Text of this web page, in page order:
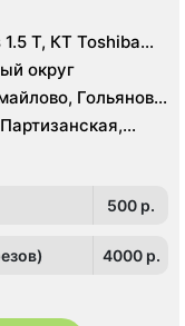
Т, КТ Toshiba
CXL 128
E8, GE Vivid
округ
Гольяново,
500 p.
4000 p.